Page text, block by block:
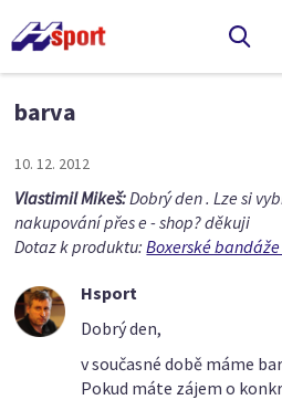
barva
10. 12. 2012
Vlastimil Mikeš:Dobrý den . Lze si
nakupování přes e - shop? děkuji
Dotaz k produktu:Boxerské
Hsport
Dobrý den,
v současné době máme
Pokud máte zájem o